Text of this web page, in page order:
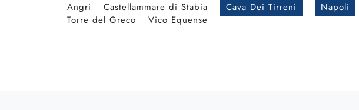
Angri Castellammare di Stabia Cava Dei Tirreni Napoli
Torre del Greco
Vico Equense